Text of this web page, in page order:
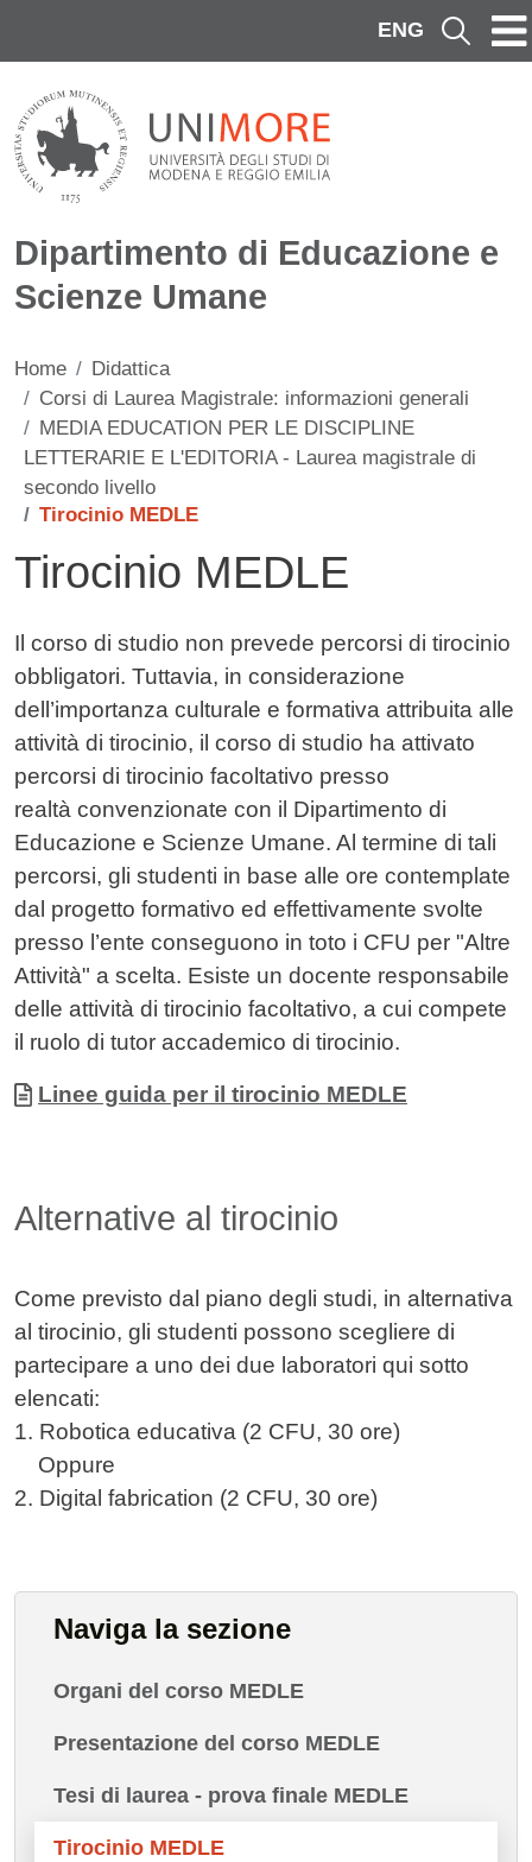
ENG Cerca
Dipartimento di Educazione e
Scienze Umane
Home
Didattica
Corsi di Laurea Magistrale: informazioni generali
MEDIA EDUCATION PER LE DISCIPLINE
LETTERARIE E L'EDITORIA - Laurea magistrale di
secondo livello
Tirocinio MEDLE
Tirocinio MEDLE
Contenuto
Il corso di studio non prevede percorsi di tirocinio
obbligatori. Tuttavia, in considerazione
dell’importanza culturale e formativa attribuita alle
attività di tirocinio, il corso di studio ha attivato
percorsi di tirocinio facoltativo presso
realtà convenzionate con il Dipartimento di
Educazione e Scienze Umane. Al termine di tali
percorsi, gli studenti in base alle ore contemplate
dal progetto formativo ed effettivamente svolte
presso l’ente conseguono in toto i CFU per "Altre
Attività" a scelta. Esiste un docente responsabile
delle attività di tirocinio facoltativo, a cui compete
il ruolo di tutor accademico di tirocinio.
Allegati
Documento
Linee guida per il tirocinio MEDLE
Alternative al tirocinio
Come previsto dal piano degli studi, in alternativa
al tirocinio, gli studenti possono scegliere di
partecipare a uno dei due laboratori qui sotto
elencati:
1. Robotica educativa (2 CFU, 30 ore)
Oppure
2. Digital fabrication (2 CFU, 30 ore)
Naviga la sezione
Organi del corso MEDLE
Presentazione del corso MEDLE
Tesi di laurea - prova finale MEDLE
Tirocinio MEDLE